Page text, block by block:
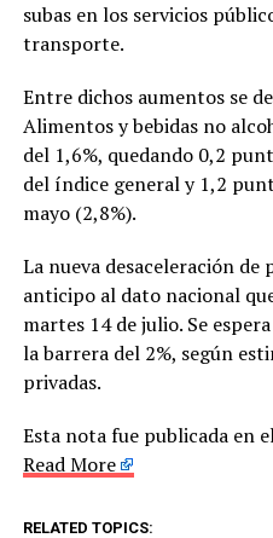
subas en los servicios
transporte.
Entre dichos aumentos se
Alimentos y bebidas no
del 1,6%, quedando 0,2
del índice general y 1,2
mayo (2,8%).
La nueva desaceleración de
anticipo al dato nacional
martes 14 de julio. Se
la barrera del 2%, según
privadas.
Esta nota fue publicada en
Read More
RELATED TOPICS: